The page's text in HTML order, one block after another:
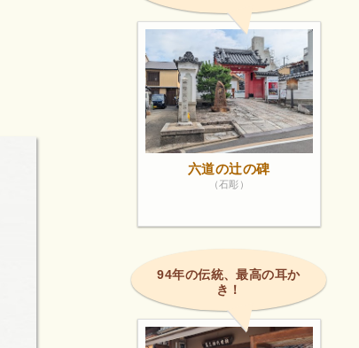
六道の辻の碑
（石彫）
94年の伝統、最高の耳か
き！